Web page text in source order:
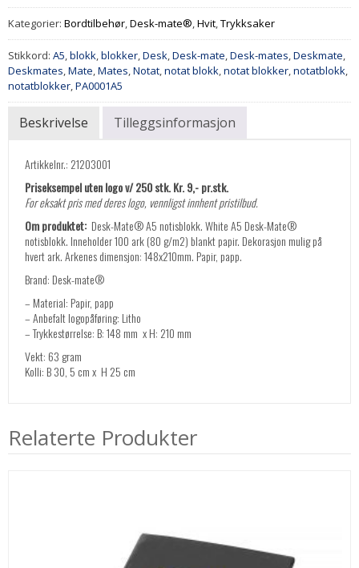
Kategorier: Bordtilbehør,Desk-mate®,Hvit,Trykksaker
Stikkord: A5,blokk,blokker,Desk,Desk-mate,Desk-mates,Deskmate,
Deskmates,Mate,Mates,Notat,notat blokk,notat blokker,notatblokk,
notatblokker,PA0001A5
Beskrivelse Tilleggsinformasjon
Artikkelnr.: 21203001
Priseksempel uten logo v/ 250 stk. Kr. 9,- pr.stk.
For eksakt pris med deres logo, vennligst innhent pristilbud.
Om produktet: Desk-Mate® A5 notisblokk. White A5 Desk-Mate®
notisblokk. Inneholder 100 ark (80 g/m2) blankt papir. Dekorasjon mulig på
hvert ark. Arkenes dimensjon: 148x210mm. Papir, papp.
Brand: Desk-mate®
– Material: Papir, papp
– Anbefalt logopåføring: Litho
– Trykkestørrelse: B: 148 mm x H: 210 mm
Vekt: 63 gram
Kolli: B 30, 5 cm x H 25 cm
Relaterte Produkter